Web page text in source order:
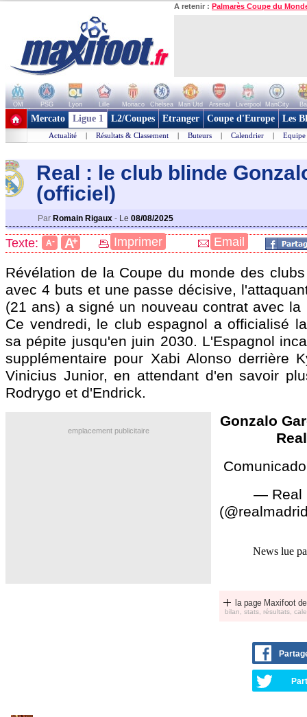
A retenir : Palmarès Coupe du
OM PSG Lyon Lille Monaco Chelsea Man Utd Arsenal Liverpool ManCity
+ de clubs
Mercato Ligue 1 L2/Coupes Etranger Coupe d'Europe Les
Actualité | Résultats & Classement | Buteurs | Calendrier | Equipe
Real : le club blinde
(officiel)
Par Romain Rigaux - Le 08/08/2025
Texte: A- A+ Imprimer Email
Révélation de la Coupe du monde des
avec 4 buts et une passe décisive,
(21 ans) a signé un nouveau contrat avec la
Ce vendredi, le club espagnol a officialisé
sa pépite jusqu'en juin 2030. L'Espagnol
supplémentaire pour Xabi Alonso derrière
Vinicius Junior, en attendant d'en savoir
Rodrygo et d'Endrick.
emplacement publicitaire
Gonzalo
— Real
News lue
la page Maxifoot
bilan, stats, résultats,